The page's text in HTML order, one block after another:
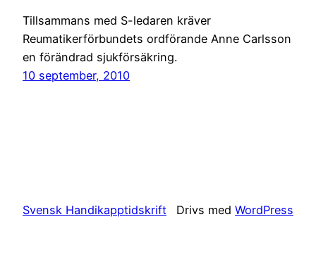
Tillsammans med S-ledaren kräver
Reumatikerförbundets ordförande Anne Carlsson
en förändrad sjukförsäkring.
10 september, 2010
Svensk Handikapptidskrift Drivs med WordPress